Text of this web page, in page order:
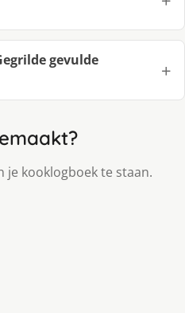
gevulde
kooklogboek te staan.